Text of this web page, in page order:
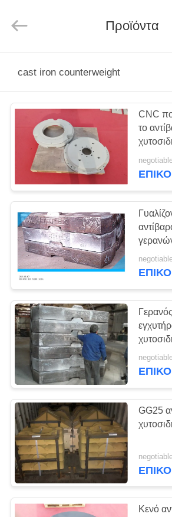
ΠΡΟΪΌΝΤΑ
ΠΕΡΊΠΟΥ
ΕΜΕΊΣ
ΓΎΡΟΣ
ΕΡΓΟΣΤΑΣΊΩΝ
ΠΟΙΟΤΙΚΌΣ
ΈΛΕΓΧΟΣ
ΜΑΣ
ΕΛΆΤΕ
ΣΕ
ΕΠΑΦΉ
ΜΕ
ΕΙΔΉΣΕΙΣ
ΖΗΤΉΣΤΕ
ΈΝΑ
ΑΠΌΣΠΑΣΜΑ
Forging
Factory.
Reserved.
Προϊόντα
cast iron counterweight
CNC
το
GG25
Κενό